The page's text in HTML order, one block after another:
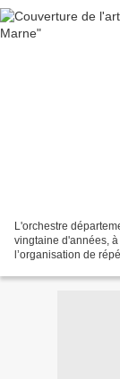
L'orchestre
vingtaine d'années,
l’organisation de